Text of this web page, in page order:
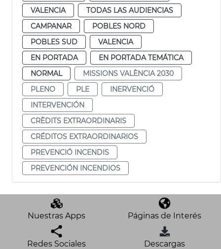
VALENCIA
TODAS LAS AUDIENCIAS
CAMPANAR
POBLES NORD
POBLES SUD
VALENCIA
EN PORTADA
EN PORTADA TEMÁTICA
NORMAL
MISSIONS VALÈNCIA 2030
PLENO
PLE
INERVENCIÓ
INTERVENCIÓN
CRÈDITS EXTRAORDINARIS
CRÉDITOS EXTRAORDINARIOS
PREVENCIÓ INCENDIS
PREVENCIÓN INCENDIOS
Nuestras Apps Páginas de Interés
Redes Sociales Descargas